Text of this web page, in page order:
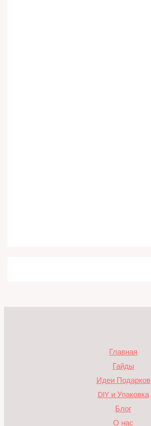
Главная
Гайды
Идеи Подарков
DIY и Упаковка
Блог
О нас